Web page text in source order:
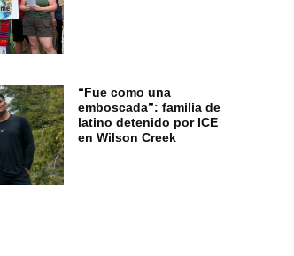
“Fue como una
emboscada”: familia de
latino detenido por ICE
en Wilson Creek